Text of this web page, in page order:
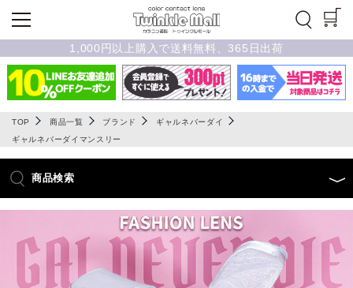
1,000円以上購入で送料無料、365日出荷
TOP 商品一覧 ブランド
ギャルネバーダイ
ギャルネバーダイマンスリー
商品検索